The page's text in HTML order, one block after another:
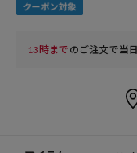
13時まで のご注文で当